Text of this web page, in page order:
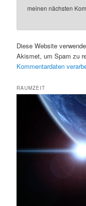
meinen nächsten
Diese Website
Akismet, um Spam zu
Kommentardaten
RAUMZEIT